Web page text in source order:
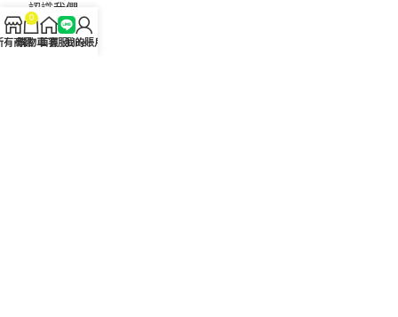
認識我們
聯絡我們
有商品
0
購物車首頁客服Line
我的賬戶